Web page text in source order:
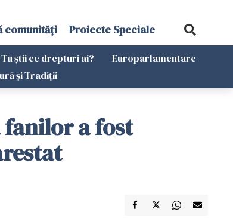
comunități Proiecte Speciale
Tu știi ce drepturi ai?
Europarlamentare
și Tradiții
fanilor a fost